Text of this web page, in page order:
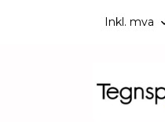
Inkl. mva